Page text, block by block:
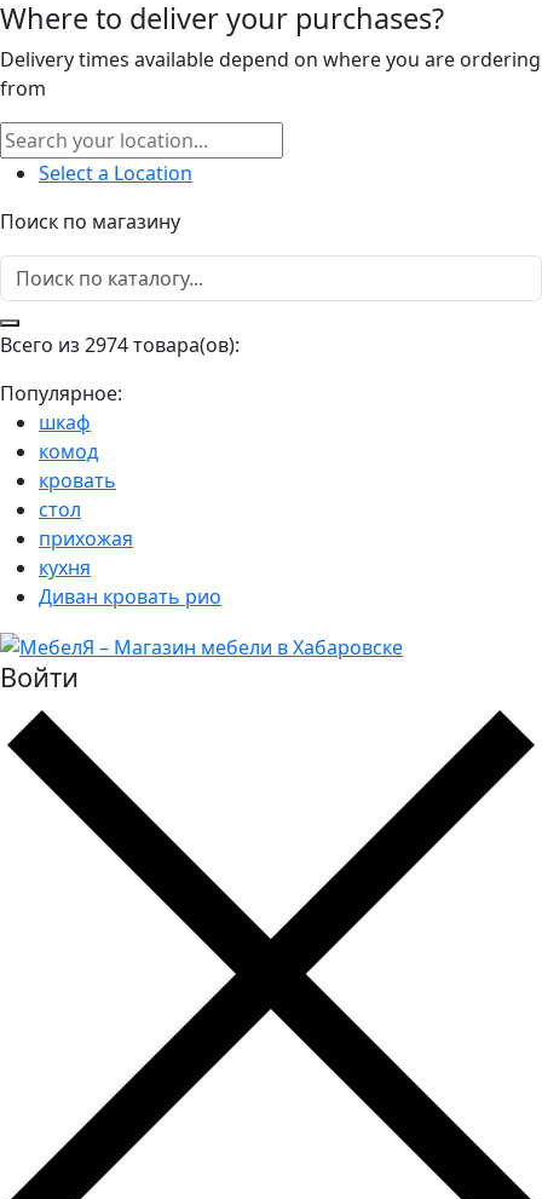
Where to deliver your purchases?
Delivery times available depend on where you are ordering
from
Select a Location
Поиск по магазину
Всего из 2974 товара(ов):
Популярное:
шкаф
комод
кровать
стол
прихожая
кухня
Диван кровать рио
Войти